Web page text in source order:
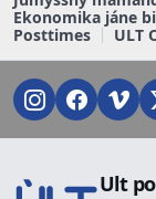
Ekonomika jáne
Posttimes
ULT
Ult